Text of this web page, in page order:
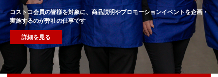
コストコ会員の皆様を対象に、商品説明やプロモーションイベントを企画・
実施するのが弊社の仕事です
詳細を見る